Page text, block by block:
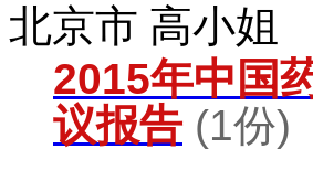
北京市 高小姐
2015年中国
议报告 (1份)